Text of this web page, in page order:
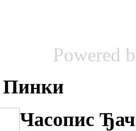
Powered
Пинки
Часопис